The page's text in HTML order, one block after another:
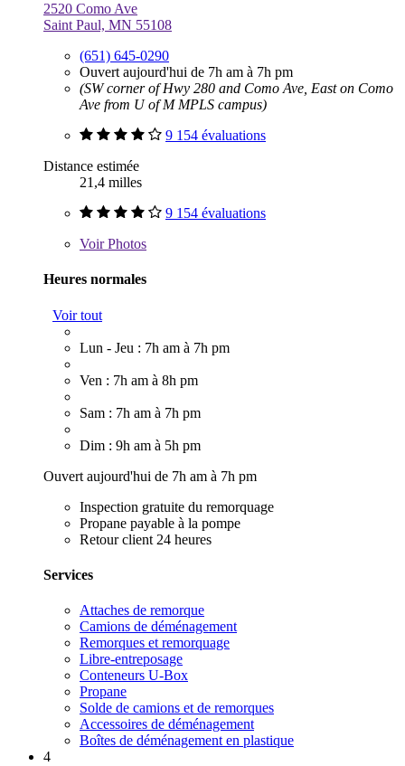
2520 Como Ave
Saint Paul, MN 55108
(651) 645-0290
Ouvert aujourd'hui de 7h am à 7h pm
(SW corner of Hwy 280 and Como Ave, East on Como
Ave from U of M MPLS campus)
9 154 évaluations
Distance estimée
21,4 milles
9 154 évaluations
VoirPhotos
Heures normales
Voir tout
Lun - Jeu : 7h am à 7h pm
Ven : 7h am à 8h pm
Sam : 7h am à 7h pm
Dim : 9h am à 5h pm
Ouvert aujourd'hui de 7h am à 7h pm
Inspection gratuite du remorquage
Propane payable à la pompe
Retour client 24 heures
Services
Attaches de remorque
Camions de déménagement
Remorques et remorquage
Libre-entreposage
Conteneurs U-Box
Propane
Solde de camions et de remorques
Accessoires de déménagement
Boîtes de déménagement en plastique
4